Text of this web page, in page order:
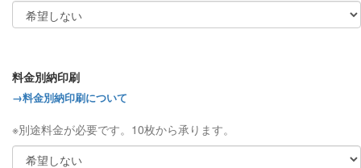
料金別納印刷
→料金別納印刷について
※別途料金が必要です。10枚から承ります。